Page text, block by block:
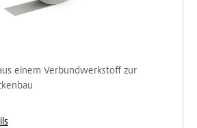
einem Verbundwerkstoff zur